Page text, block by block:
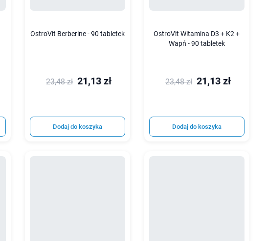
OstroVit Berberine - 90 tabletek
23,48 zł 21,13 zł
Dodaj do koszyka
OstroVit Witamina D3 + K2 +
Wapń - 90 tabletek
23,48 zł 21,13 zł
Dodaj do koszyka